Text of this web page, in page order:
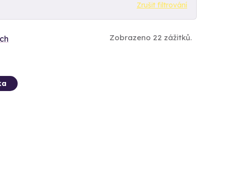
Zrušit filtrování
Zobrazeno 22 zážitků.